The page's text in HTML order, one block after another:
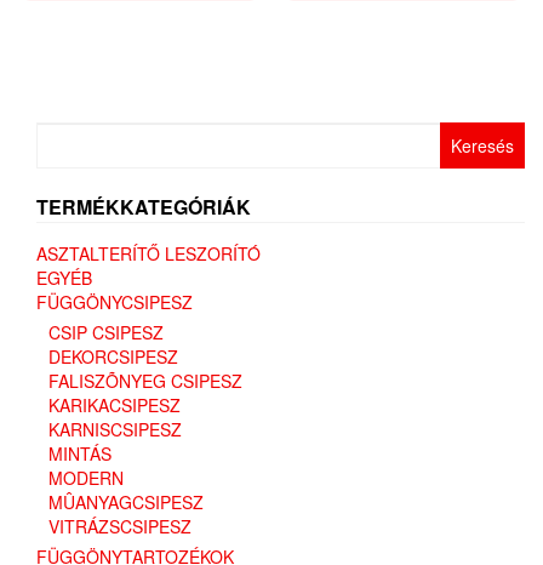
ki
a
TERMÉKKATEGÓRIÁK
ASZTALTERÍTŐ LESZORÍTÓ
EGYÉB
FÜGGÖNYCSIPESZ
CSIP CSIPESZ
DEKORCSIPESZ
FALISZÕNYEG CSIPESZ
KARIKACSIPESZ
KARNISCSIPESZ
MINTÁS
MODERN
MÛANYAGCSIPESZ
VITRÁZSCSIPESZ
FÜGGÖNYTARTOZÉKOK